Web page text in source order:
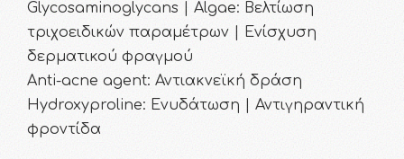
Glycosaminoglycans | Algae: Βελτίωση
τριχοειδικών παραμέτρων | Ενίσχυση
δερματικού φραγμού
Anti-acne agent: Αντιακνεϊκή δράση
Hydroxyproline: Ενυδάτωση | Αντιγηραντική
φροντίδα